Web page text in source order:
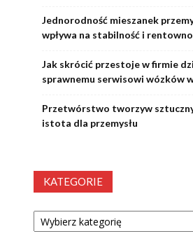
Jednorodność mieszanek
wpływa na stabilność i
Jak skrócić przestoje w firmie
sprawnemu serwisowi wózków
Przetwórstwo tworzyw
istota dla przemysłu
KATEGORIE
Kategorie